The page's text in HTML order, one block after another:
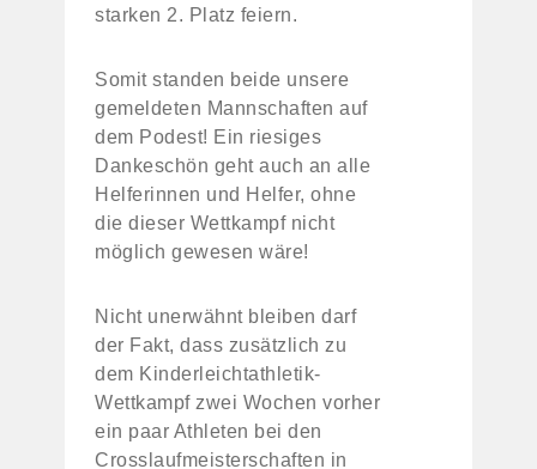
starken 2. Platz feiern.
Somit standen beide unsere
gemeldeten Mannschaften auf
dem Podest! Ein riesiges
Dankeschön geht auch an alle
Helferinnen und Helfer, ohne
die dieser Wettkampf nicht
möglich gewesen wäre!
Nicht unerwähnt bleiben darf
der Fakt, dass zusätzlich zu
dem Kinderleichtathletik-
Wettkampf zwei Wochen vorher
ein paar Athleten bei den
Crosslaufmeisterschaften in